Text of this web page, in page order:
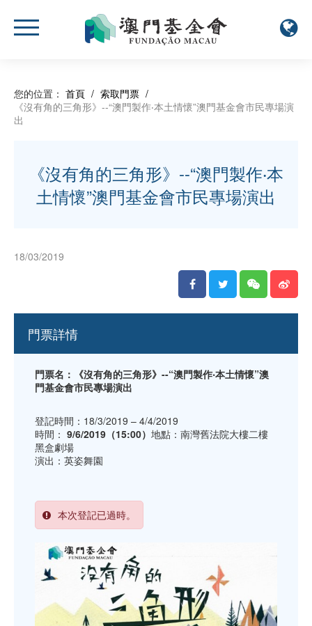
您的位置： 首頁 / 索取門票 /
《沒有角的三角形》--“澳門製作‧本土情懷”澳門基金會市民專場演
出
《沒有角的三角形》--“澳門製作‧本
土情懷”澳門基金會市民專場演出
18/03/2019
門票詳情
門票名：《沒有角的三角形》--“澳門製作‧本土情懷”澳
門基金會市民專場演出
登記時間：18/3/2019 – 4/4/2019
時間： 9/6/2019（15:00） 地點：南灣舊法院大樓二樓
黑盒劇場
演出：英姿舞園
本次登記已過時。